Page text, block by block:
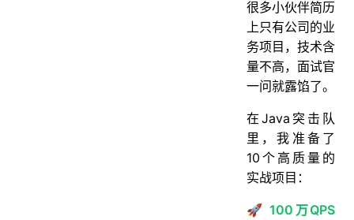
很多小伙伴简历
上只有公司的业
务项目，技术含
量不高，面试官
一问就露馅了。
在Java突击队
里，我准备了
10个高质量的
实战项目：
🚀 100万QPS